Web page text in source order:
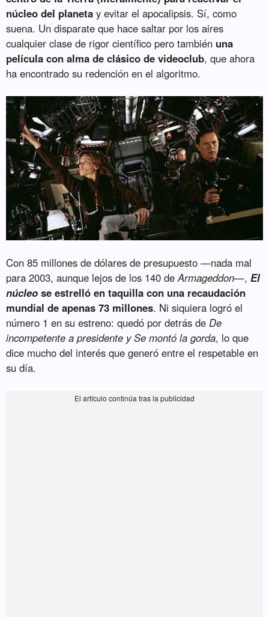
núcleo del planeta y evitar el apocalipsis. Sí, como
suena. Un disparate que hace saltar por los aires
cualquier clase de rigor científico pero también una
película con alma de clásico de videoclub, que ahora
ha encontrado su redención en el algoritmo.
Con 85 millones de dólares de presupuesto —nada mal
para 2003, aunque lejos de los 140 deArmageddon—,El
núcleo se estrelló en taquilla con una recaudación
mundial de apenas 73 millones. Ni siquiera logró el
número 1 en su estreno: quedó por detrás deDe
incompetente a presidente y Se montó la gorda, lo que
dice mucho del interés que generó entre el respetable en
su día.